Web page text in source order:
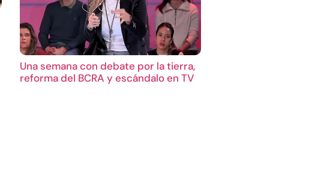
Una semana con debate por la tierra,
reforma del BCRA y escándalo en TV